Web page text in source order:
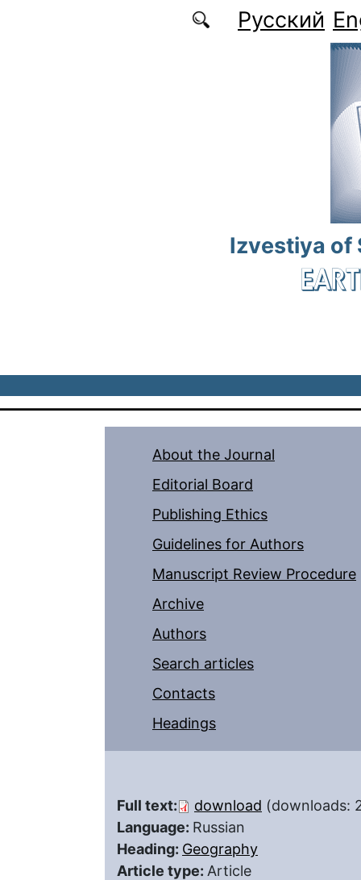
Русский
Izvestiya of
About the Journal
Editorial Board
Publishing Ethics
Guidelines for Authors
Manuscript Review Procedure
Archive
Authors
Search articles
Contacts
Headings
Full text: download (downloads:
Language: Russian
Heading: Geography
Article type: Article